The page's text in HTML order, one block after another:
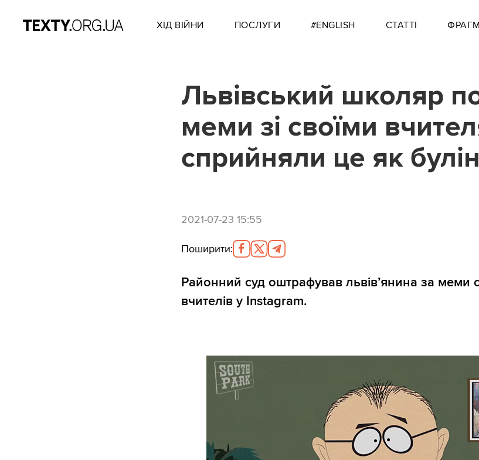
ХІД ВІЙНИ ПОСЛУГИ #ENGLISH СТАТТІ
Львівський школяр
меми зі своїми
сприйняли це як
2021-07-23 15:55
Поширити:
Районний суд оштрафував львів’янина за меми
вчителів у Instagram.